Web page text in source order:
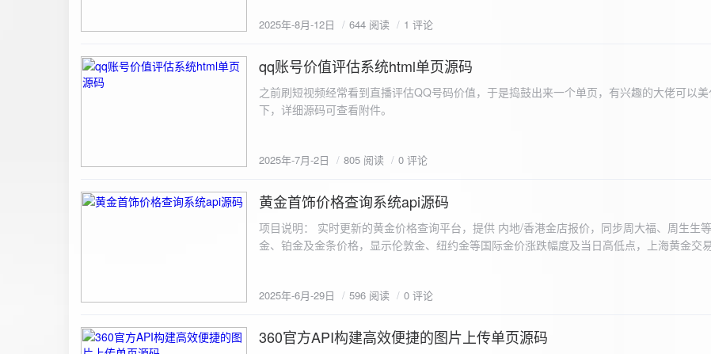
同时也会从筛选下拉框中移除该网址选项。筛选网址：右侧面板有一个 “筛选网址” 的下拉框
测功能： 设置监测间隔：用户可以在输入框中设置监测间隔时间（单位为秒），默认值为 60
停止监测：点击 “开始监测” 按钮，工具会立即对所有已添加的网址进行一次检测，之后按照
隔时间循环检测。点击 “停止监测” 按钮可停止监测。重试机制：在进行网址检测时，如果请
行最多 3 次重试，若重试后仍失败，则记录错误日志。日志记录与显示功能。 日志记录： 每
会显示所有或筛选后的监测日志，正常状态的日志为黑色，异常状态的日志为红色。日志会
2025年-8月-12日 644 阅读 1 评论
2025-7-2
qq账号价值评估系统html单页源码
之前刷短视频经常看到直播评估QQ号码价值，于是捣鼓出来一个单页，有兴趣的大佬可以
2025年-7月-2日 805 阅读 0 评论
2025-6-29
黄金首饰价格查询系统api源码
项目说明： 实时更新的黄金价格查询平台，提供 内地/香港金店报价，同步周大福、周生生
金、铂金及金条价格，显示伦敦金、纽约金等国际金价涨跌幅度及当日高低点，上海黄金交
2025年-6月-29日 596 阅读 0 评论
2025-6-24
360官方API构建高效便捷的图片上传单页源码